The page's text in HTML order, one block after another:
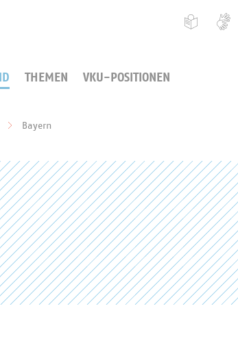
THEMEN VKU-POSITIONEN
Bayern